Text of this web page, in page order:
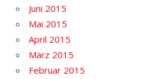
Juni 2015
Mai 2015
April 2015
März 2015
Februar 2015